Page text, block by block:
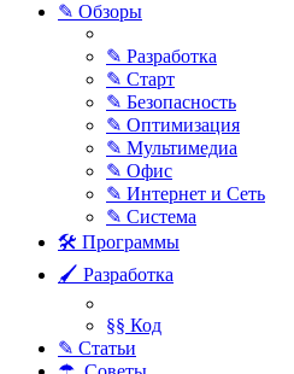
✎ Обзоры
✎ Разработка
✎ Старт
✎ Безопасность
✎ Оптимизация
✎ Мультимедиа
✎ Офис
✎ Интернет и Сеть
✎ Система
🛠 Программы
🖌 Разработка
§§ Код
✎ Статьи